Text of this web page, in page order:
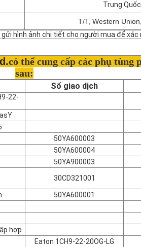
Trung Quốc
T/T, Western
hình ảnh chi tiết cho người mua để xác
có thể cung cấp các phụ tùng
sau:
Số giao dịch
22-
50YA600003
50YA600004
50YA900003
30CD321001
50YA600001
hợp
Eaton 1CH9-22-20OG-LG